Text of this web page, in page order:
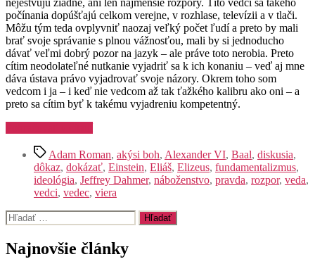
viere
počínania dopúšťajú celkom verejne, v rozhlase, televízii a v tlači.
Môžu tým teda ovplyvniť naozaj veľký počet ľudí a preto by mali
brať svoje správanie s plnou vážnosťou, mali by si jednoducho
dávať veľmi dobrý pozor na jazyk – ale práve toto nerobia. Preto
cítim neodolateľné nutkanie vyjadriť sa k ich konaniu – veď aj mne
dáva ústava právo vyjadrovať svoje názory. Okrem toho som
vedcom i ja – i keď nie vedcom až tak ťažkého kalibru ako oni – a
preto sa cítim byť k takému vyjadreniu kompetentný.
„O
niektorých
vedcov
k
náboženskej
ZnačkyAdam Roman, akýsi boh, Alexander VI, Baal, diskusia,
dôkaz, dokázať, Einstein, Eliáš, Elizeus, fundamentalizmus,
ideológia, Jeffrey Dahmer, náboženstvo, pravda, rozpor, veda,
vedci, vedec, viera
Vyhľadať:
Najnovšie články